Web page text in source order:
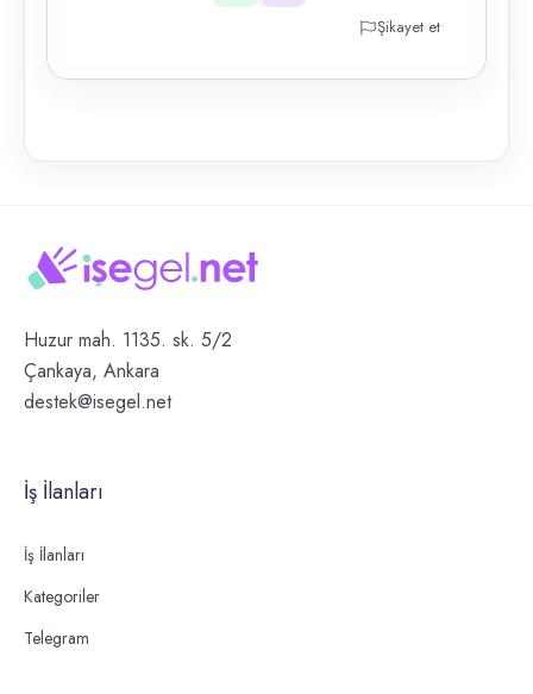
Şikayet et
Huzur mah. 1135. sk. 5/2
Çankaya, Ankara
destek@isegel.net
İş İlanları
İş İlanları
Kategoriler
Telegram